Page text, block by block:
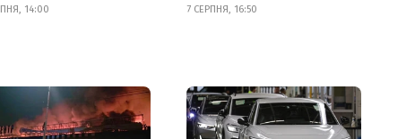
14:00 7 СЕРПНЯ, 16:50